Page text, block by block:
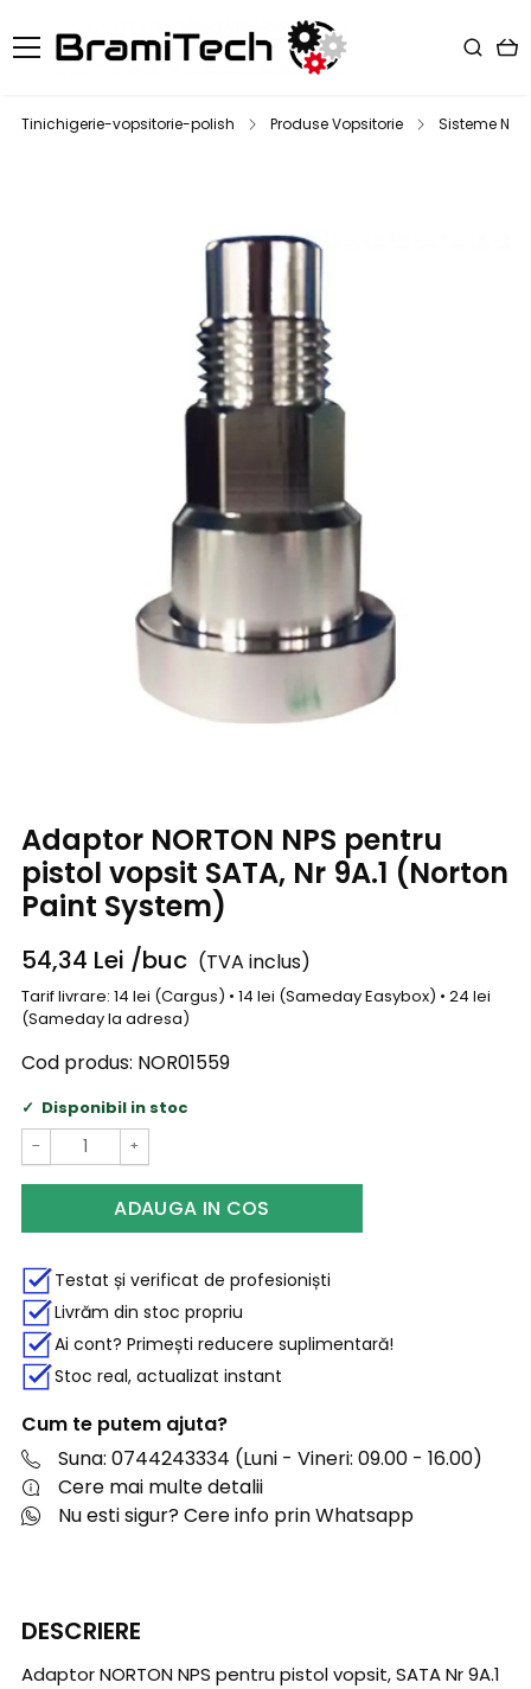
Tinichigerie-vopsitorie-polish Produse Vopsitorie Sisteme NPS
Adaptor NORTON NPS pentru
pistol vopsit SATA, Nr 9A.1 (Norton
Paint System)
54,34 Lei /buc (TVA inclus)
Tarif livrare: 14 lei (Cargus) • 14 lei (Sameday Easybox) • 24 lei
(Sameday la adresa)
Cod produs: NOR01559
Disponibil in stoc
− +
ADAUGA IN COS
Testat și verificat de profesioniști
Livrăm din stoc propriu
Ai cont? Primești reducere suplimentară!
Stoc real, actualizat instant
Cum te putem ajuta?
Suna: 0744243334 (Luni - Vineri: 09.00 - 16.00)
Cere mai multe detalii
Nu esti sigur? Cere info prin Whatsapp
DESCRIERE
Adaptor NORTON NPS pentru pistol vopsit, SATA Nr 9A.1